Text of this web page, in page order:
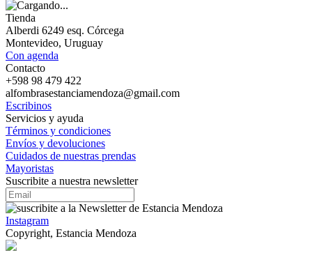
Tienda
Alberdi 6249 esq. Córcega
Montevideo, Uruguay
Con agenda
Contacto
+598 98 479 422
alfombrasestanciamendoza@gmail.com
Escribinos
Servicios y ayuda
Términos y condiciones
Envíos y devoluciones
Cuidados de nuestras prendas
Mayoristas
Suscribite a nuestra newsletter
Instagram
Copyright, Estancia Mendoza